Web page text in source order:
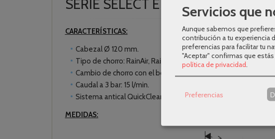
SERIE SELECT E
CARACTERÍSTICAS:
Cabezal Ø 120 mm.
Tipo de chorro: RainAir, Rain, Whirl.
Cambio de chorro con el botón Select.
Caudal a 3 bar: 15 l/min.
Sistema antical QuickClean.
MEDIDAS:
Servicios que
Aunque sabemos que
contribución a tu experiencia
preferencias para facilitar tu
"Aceptar" confirmas que
política de privacidad.
Preferencias